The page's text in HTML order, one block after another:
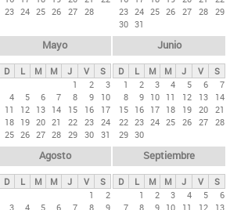
23 24 25 26 27 28
23 24 25 26 27 28 29
30 31
Mayo
D L M M J V
S
1
2
3
4
5 6 7 8 9
10
11
12 13 14 15 16
17
18 19 20 21 22 23 24
25 26 27 28 29 30 31
Junio
D L M M J V
S
1
2 3 4 5 6
7
8
9 10 11 12 13
14
15 16 17 18 19 20 21
22 23 24 25 26 27 28
29 30
Agosto
D L M M J V
S
1
2
3
4 5 6 7 8 9
Septiembre
D L M M J V
S
1
2 3 4 5
6
7
8 9 10 11 12 13